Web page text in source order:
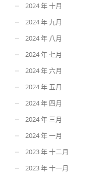
2024 年 十月
2024 年 九月
2024 年 八月
2024 年 七月
2024 年 六月
2024 年 五月
2024 年 四月
2024 年 三月
2024 年 一月
2023 年 十二月
2023 年 十一月